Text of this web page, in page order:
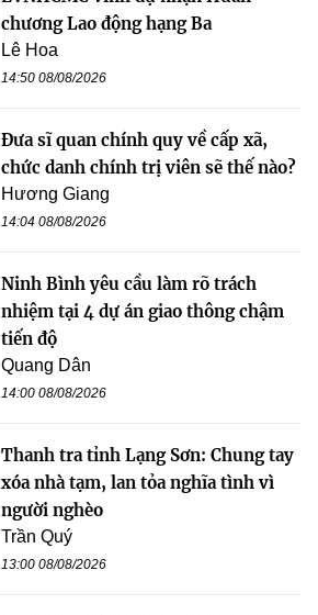
chương Lao động hạng Ba
Lê Hoa
14:50 08/08/2026
Đưa sĩ quan chính quy về cấp xã,
chức danh chính trị viên sẽ thế nào?
Hương Giang
14:04 08/08/2026
Ninh Bình yêu cầu làm rõ trách
nhiệm tại 4 dự án giao thông chậm
tiến độ
Quang Dân
14:00 08/08/2026
Thanh tra tỉnh Lạng Sơn: Chung tay
xóa nhà tạm, lan tỏa nghĩa tình vì
người nghèo
Trần Quý
13:00 08/08/2026